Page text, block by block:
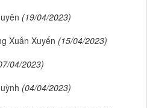
(19/04/2023)
Xuân Xuyến (15/04/2023)
04/2023)
(04/04/2023)